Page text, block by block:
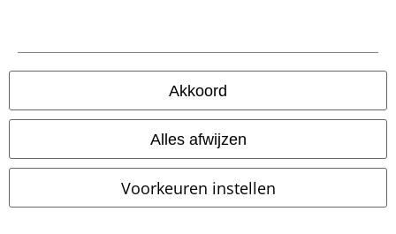
Akkoord
Alles afwijzen
Voorkeuren instellen
A Warner Music Group Company